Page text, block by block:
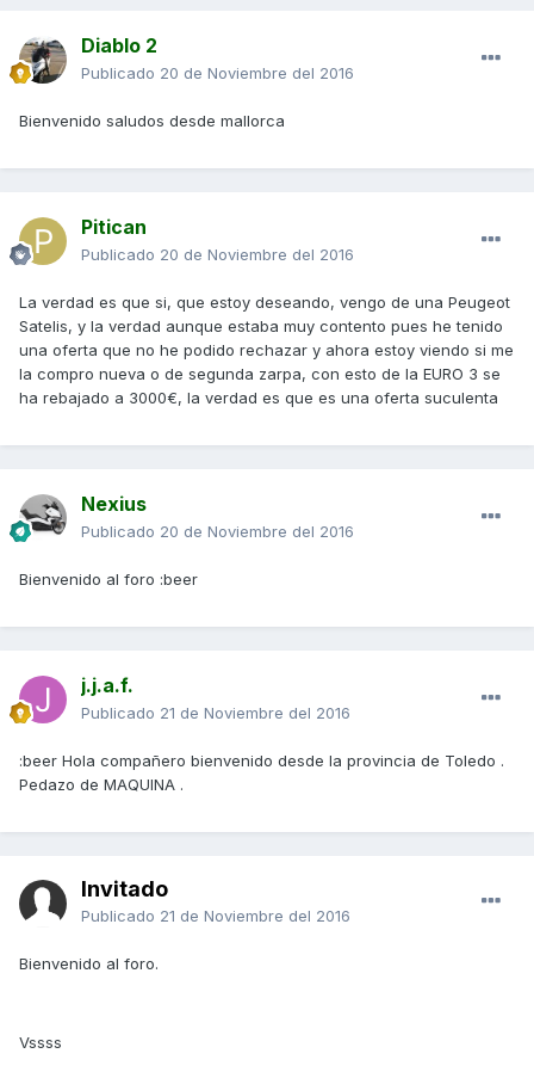
Diablo 2
Publicado 20 de Noviembre del 2016
Bienvenido saludos desde mallorca
Pitican
Publicado 20 de Noviembre del 2016
La verdad es que si, que estoy deseando, vengo de una Peugeot
Satelis, y la verdad aunque estaba muy contento pues he tenido
una oferta que no he podido rechazar y ahora estoy viendo si me
la compro nueva o de segunda zarpa, con esto de la EURO 3 se
ha rebajado a 3000€, la verdad es que es una oferta suculenta
Nexius
Publicado 20 de Noviembre del 2016
Bienvenido al foro :beer
j.j.a.f.
Publicado 21 de Noviembre del 2016
:beer Hola compañero bienvenido desde la provincia de Toledo .
Pedazo de MAQUINA .
Invitado
Publicado 21 de Noviembre del 2016
Bienvenido al foro.
Vssss